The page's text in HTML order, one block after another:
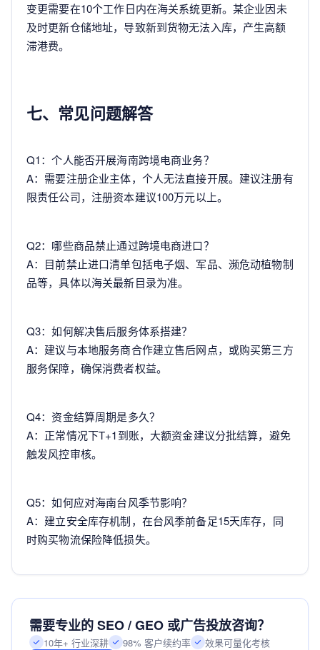
变更需要在10个工作日内在海关系统更新。某企业因未
及时更新仓储地址，导致新到货物无法入库，产生高额
滞港费。
七、常见问题解答
Q1：个人能否开展海南跨境电商业务？
A：需要注册企业主体，个人无法直接开展。建议注册有
限责任公司，注册资本建议100万元以上。
Q2：哪些商品禁止通过跨境电商进口？
A：目前禁止进口清单包括电子烟、军品、濒危动植物制
品等，具体以海关最新目录为准。
Q3：如何解决售后服务体系搭建？
A：建议与本地服务商合作建立售后网点，或购买第三方
服务保障，确保消费者权益。
Q4：资金结算周期是多久？
A：正常情况下T+1到账，大额资金建议分批结算，避免
触发风控审核。
Q5：如何应对海南台风季节影响？
A：建立安全库存机制，在台风季前备足15天库存，同
时购买物流保险降低损失。
需要专业的 SEO / GEO 或广告投放咨询？
10年+ 行业深耕 98% 客户续约率 效果可量化考核